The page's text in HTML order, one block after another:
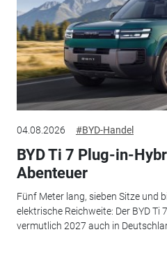
04.08.2026 #BYD-Handel
BYD Ti 7 Plug-in-
Abenteuer
Fünf Meter lang, sieben Sitze und
elektrische Reichweite: Der BYD Ti
vermutlich 2027 auch in